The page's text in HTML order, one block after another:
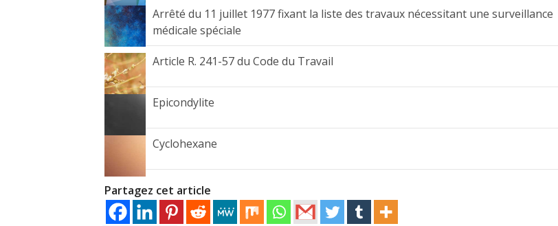
Arrêté du 11 juillet 1977 fixant la liste des travaux nécessitant une surveillance
médicale spéciale
Article R. 241-57 du Code du Travail
Epicondylite
Cyclohexane
Partagez cet article